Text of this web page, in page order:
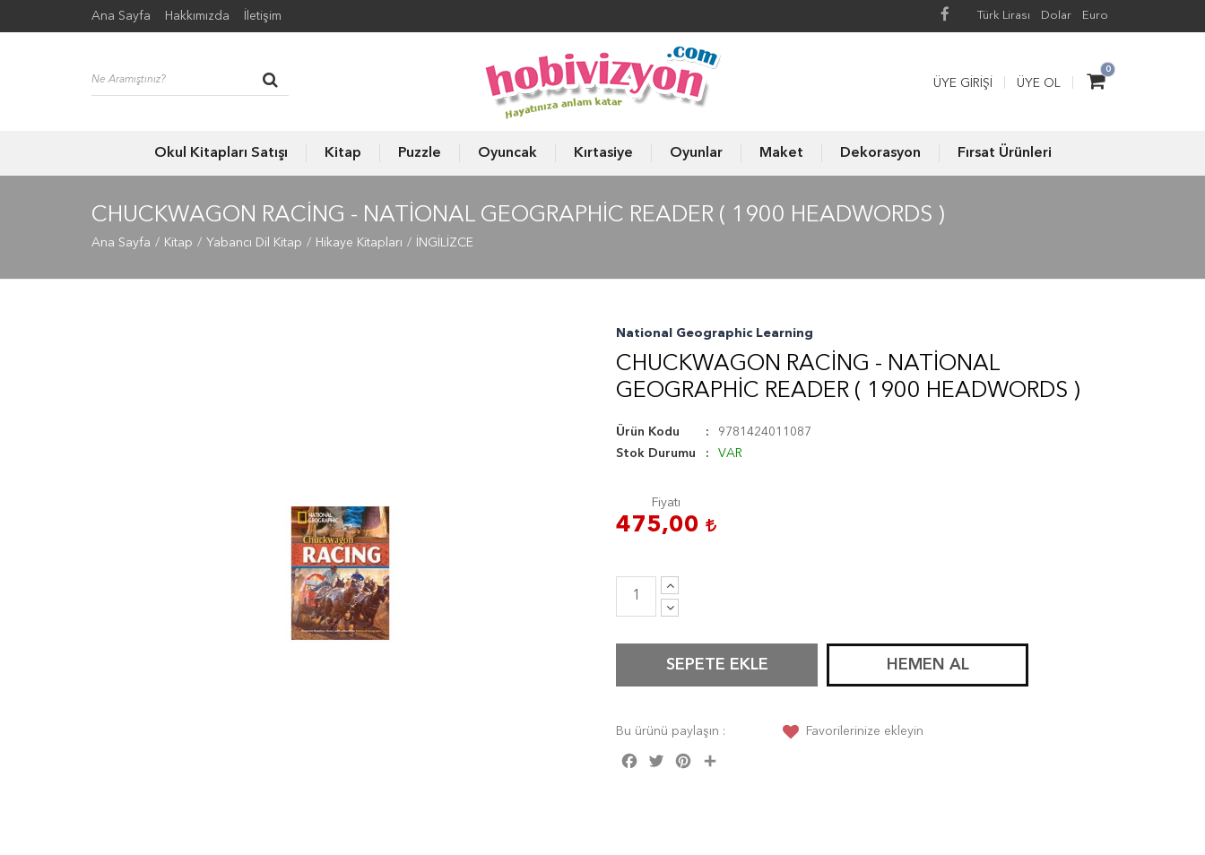
Ana Sayfa Hakkımızda İletişim Türk Lirası Dolar Euro
0
ÜYE GIRIŞI ÜYE OL
Okul Kitapları Satışı Kitap Puzzle Oyuncak Kırtasiye Oyunlar Maket Dekorasyon Fırsat Ürünleri
CHUCKWAGON RACING - NATIONAL GEOGRAPHIC READER ( 1900 HEADWORDS )
Ana Sayfa Kitap Yabancı Dil Kitap Hikaye Kitapları İNGİLİZCE
National Geographic Learning
CHUCKWAGON RACING - NATIONAL
GEOGRAPHIC READER ( 1900 HEADWORDS )
Ürün Kodu
9781424011087
Stok Durumu
VAR
Fiyatı
475,00
SEPETE EKLE HEMEN AL
Bu ürünü paylaşın :
Facebook
Twitter Pinterest
Favorilerinize ekleyin